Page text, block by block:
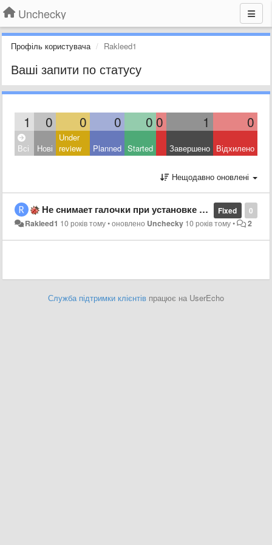
Unchecky
Профіль користувача Rakleed1
Ваші запити по статусу
1 0 0 0 0 0 1 0
Всі Нові
Under
review
Planned Started Завершено Відхилено
Нещодавно оновлені
0
Fixed
Не снимает галочки при установке Kaspersky Total Security
Rakleed1 10 років тому•оновлено Unchecky 10 років тому• 2
Служба підтримки клієнтів працює на UserEcho